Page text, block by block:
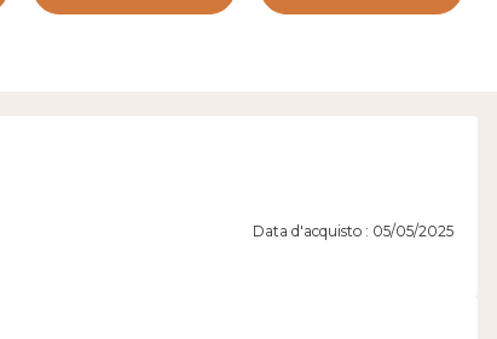
Data d'acquisto : 05/05/2025